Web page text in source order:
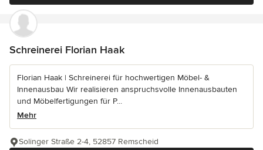
Schreinerei Florian Haak
Florian Haak | Schreinerei für hochwertigen Möbel- &
Innenausbau Wir realisieren anspruchsvolle Innenausbauten
und Möbelfertigungen für P...
Mehr
Solinger Straße 2-4, 52857 Remscheid